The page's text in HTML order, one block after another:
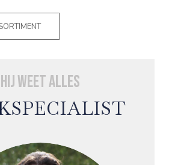
Hij weet alles